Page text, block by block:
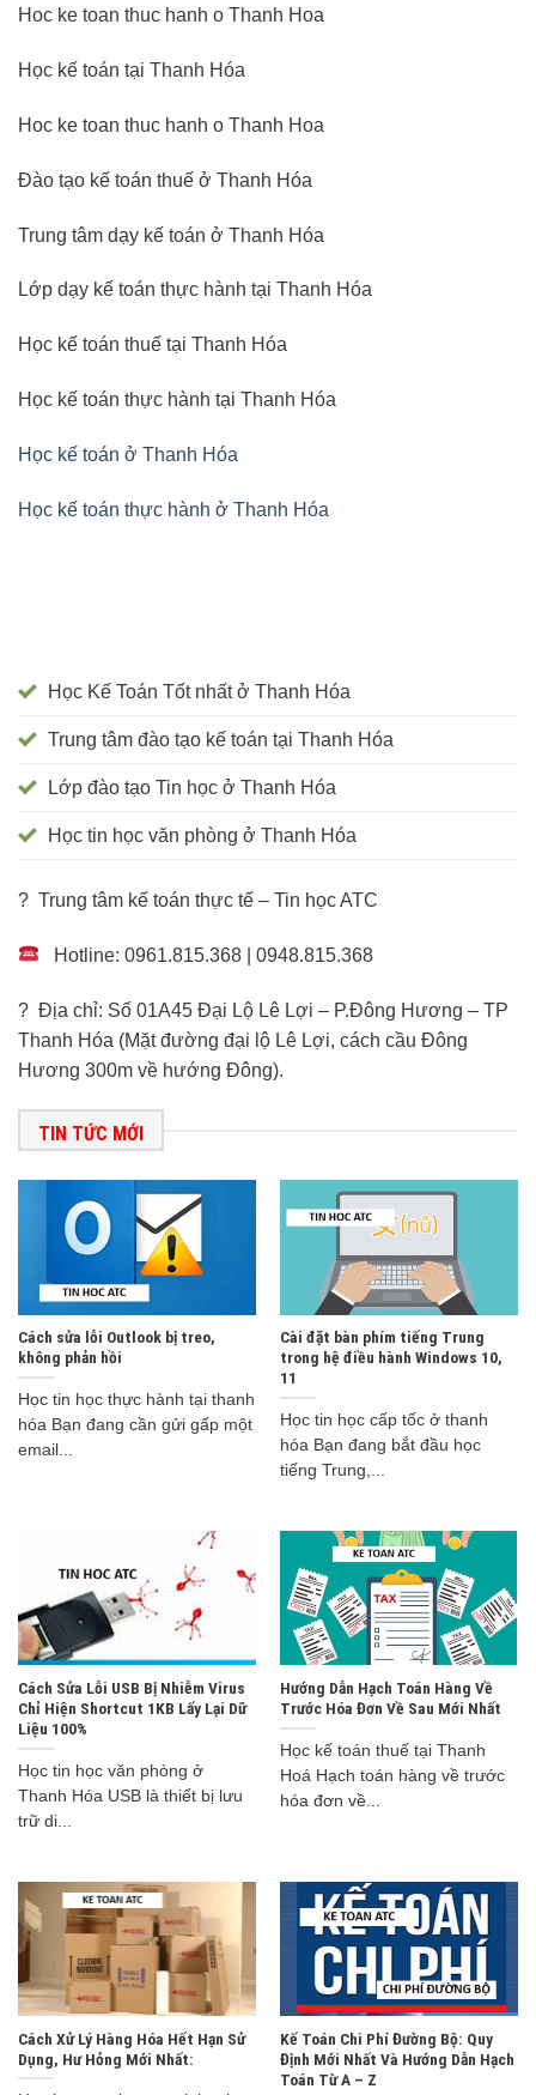
Hoc ke toan thuc hanh o Thanh Hoa
Học kế toán tại Thanh Hóa
Hoc ke toan thuc hanh o Thanh Hoa
Đào tạo kế toán thuế ở Thanh Hóa
Trung tâm dạy kế toán ở Thanh Hóa
Lớp dạy kế toán thực hành tại Thanh Hóa
Học kế toán thuế tại Thanh Hóa
Học kế toán thực hành tại Thanh Hóa
Học kế toán ở Thanh Hóa
Học kế toán thực hành ở Thanh Hóa
Học Kế Toán Tốt nhất ở Thanh Hóa
Trung tâm đào tạo kế toán tại Thanh Hóa
Lớp đào tạo Tin học ở Thanh Hóa
Học tin học văn phòng ở Thanh Hóa
? Trung tâm kế toán thực tế – Tin học ATC
Hotline: 0961.815.368 | 0948.815.368
? Địa chỉ: Số 01A45 Đại Lộ Lê Lợi – P.Đông Hương – TP
Thanh Hóa (Mặt đường đại lộ Lê Lợi, cách cầu Đông
Hương 300m về hướng Đông).
TIN TỨC MỚI
Cách sửa lỗi Outlook bị treo,
không phản hồi
Học tin học thực hành tại thanh
hóa Bạn đang cần gửi gấp một
email...
Cài đặt bàn phím tiếng Trung
trong hệ điều hành Windows 10,
11
Học tin học cấp tốc ở thanh
hóa Bạn đang bắt đầu học
tiếng Trung,...
Cách Sửa Lỗi USB Bị Nhiễm Virus
Chỉ Hiện Shortcut 1KB Lấy Lại Dữ
Liệu 100%
Học tin học văn phòng ở
Thanh Hóa USB là thiết bị lưu
trữ di...
Hướng Dẫn Hạch Toán Hàng Về
Trước Hóa Đơn Về Sau Mới Nhất
Học kế toán thuế tại Thanh
Hoá Hạch toán hàng về trước
hóa đơn về...
Cách Xử Lý Hàng Hóa Hết Hạn Sử
Dụng, Hư Hỏng Mới Nhất:
Kế Toán Chi Phí Đường Bộ: Quy
Định Mới Nhất Và Hướng Dẫn Hạch
Toán Từ A – Z